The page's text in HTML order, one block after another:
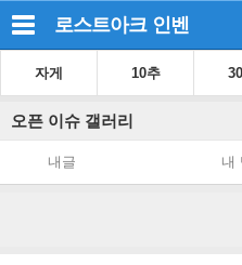
로스트아크 인벤
자게 10추
오픈 이슈 갤러리
내글 내